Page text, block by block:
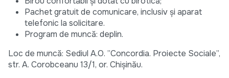
Pachet gratuit de comunicare, inclusiv și aparat
telefonic la solicitare.
Program de muncă: deplin.
Loc de muncă: Sediul A.O. ”Concordia. Proiecte Sociale”,
str. A. Corobceanu 13/1, or. Chișinău.